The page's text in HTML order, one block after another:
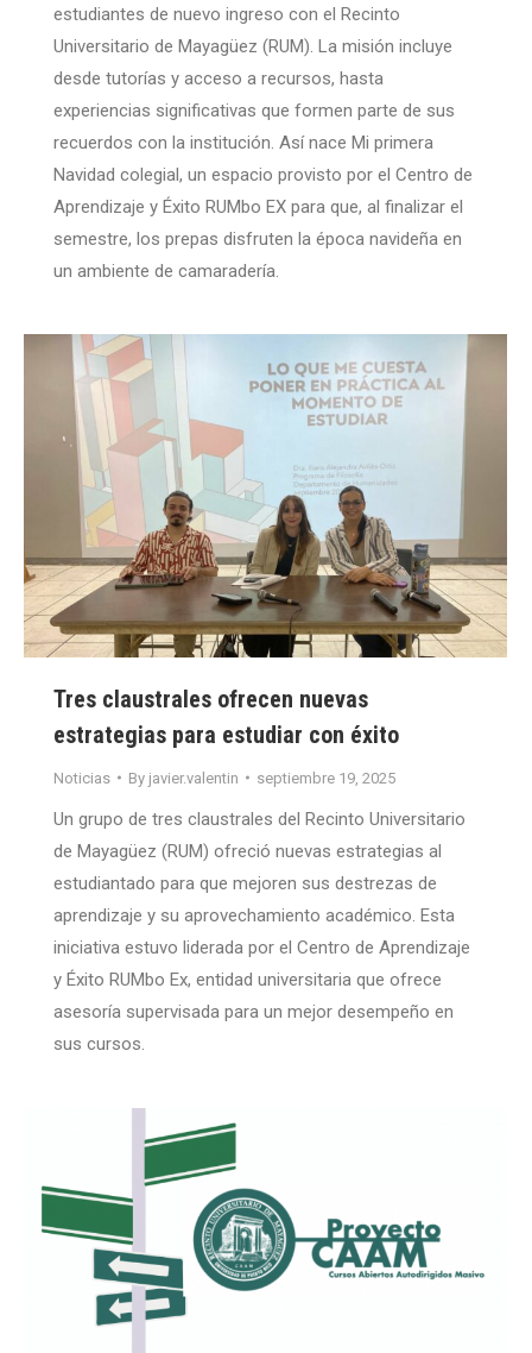
estudiantes de nuevo ingreso con el Recinto
Universitario de Mayagüez (RUM). La misión incluye
desde tutorías y acceso a recursos, hasta
experiencias significativas que formen parte de sus
recuerdos con la institución. Así nace Mi primera
Navidad colegial, un espacio provisto por el Centro de
Aprendizaje y Éxito RUMbo EX para que, al finalizar el
semestre, los prepas disfruten la época navideña en
un ambiente de camaradería.
Tres claustrales ofrecen nuevas
estrategias para estudiar con éxito
Noticias By javier.valentin septiembre 19, 2025
Un grupo de tres claustrales del Recinto Universitario
de Mayagüez (RUM) ofreció nuevas estrategias al
estudiantado para que mejoren sus destrezas de
aprendizaje y su aprovechamiento académico. Esta
iniciativa estuvo liderada por el Centro de Aprendizaje
y Éxito RUMbo Ex, entidad universitaria que ofrece
asesoría supervisada para un mejor desempeño en
sus cursos.